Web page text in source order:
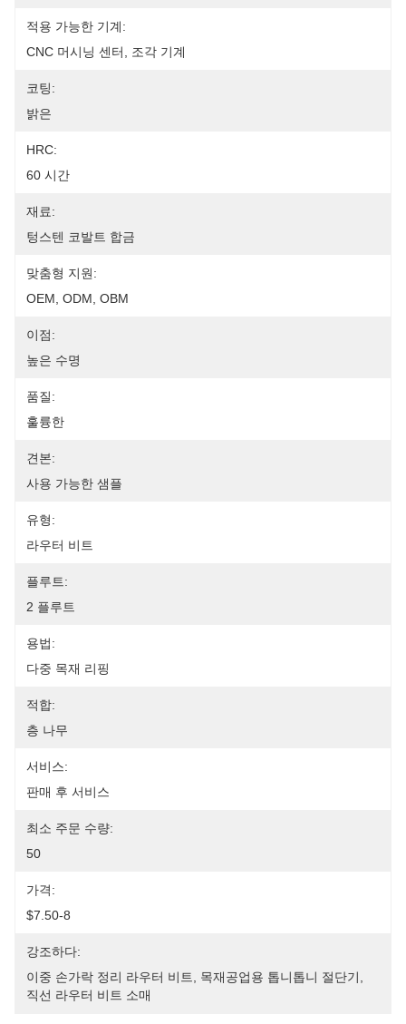
적용 가능한 기계:
CNC 머시닝 센터, 조각 기계
코팅:
밝은
HRC:
60 시간
재료:
텅스텐 코발트 합금
맞춤형 지원:
OEM, ODM, OBM
이점:
높은 수명
품질:
훌륭한
견본:
사용 가능한 샘플
유형:
라우터 비트
플루트:
2 플루트
용법:
다중 목재 리핑
적합:
층 나무
서비스:
판매 후 서비스
최소 주문 수량:
50
가격:
$7.50-8
강조하다:
이중 손가락 정리 라우터 비트
목재공업용 톱니톱니 절단기
직선 라우터 비트 소매